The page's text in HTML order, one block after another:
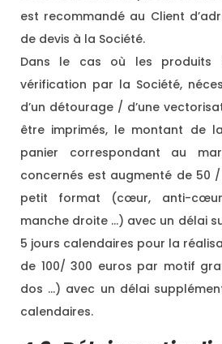
est recommandé au Client
de devis à la Société.
Dans le cas où les produits
vérification par la Société,
d’un détourage / d’une
être imprimés, le montant de
panier correspondant au
concernés est augmenté de 50
petit format (cœur, anti-
manche droite …) avec un délai
5 jours calendaires pour la
de 100/ 300 euros par motif
dos …) avec un délai
calendaires.